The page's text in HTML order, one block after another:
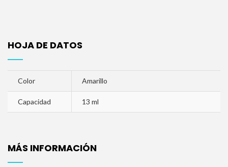
HOJA DE DATOS
Color Amarillo
Capacidad 13 ml
MÁS INFORMACIÓN